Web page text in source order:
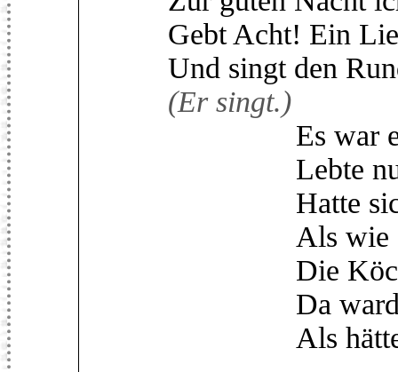
Gebt Acht! Ein
Und singt den
(Er singt.)
Es war eine
Lebte nur
Hatte sich
Als wie der
Die Köchin
Da ward's so
Als hätte sie